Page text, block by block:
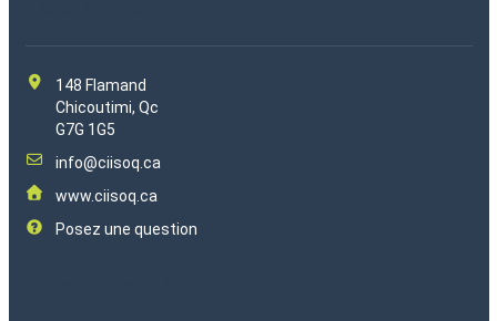
148 Flamand
Chicoutimi, Qc
G7G 1G5
info@ciisoq.ca
www.ciisoq.ca
Posez une question